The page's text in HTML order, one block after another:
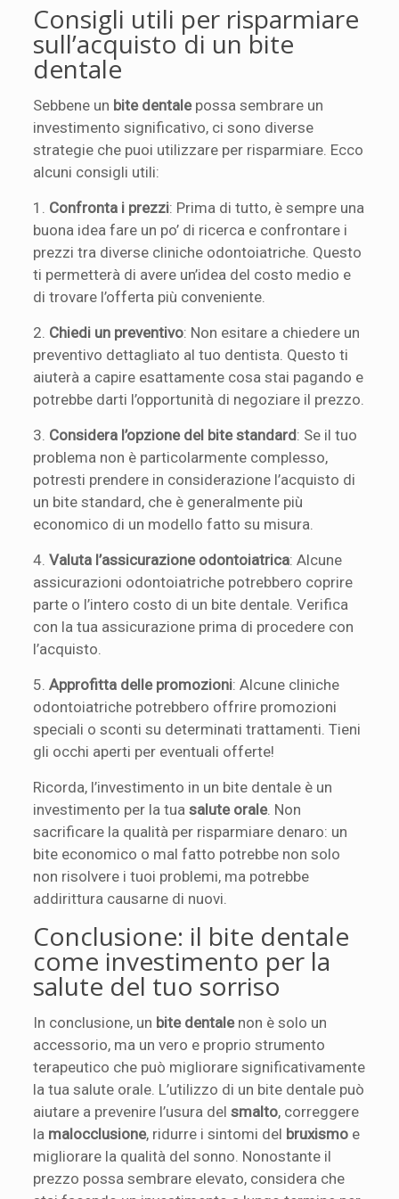
Consigli utili per risparmiare
sull’acquisto di un bite
dentale
Sebbene un bite dentalepossa sembrare un
investimento significativo, ci sono diverse
strategie che puoi utilizzare per risparmiare. Ecco
alcuni consigli utili:
1. Confronta i prezzi: Prima di tutto, è sempre una
buona idea fare un po’ di ricerca e confrontare i
prezzi tra diverse cliniche odontoiatriche. Questo
ti permetterà di avere un’idea del costo medio e
di trovare l’offerta più conveniente.
2. Chiedi un preventivo: Non esitare a chiedere un
preventivo dettagliato al tuo dentista. Questo ti
aiuterà a capire esattamente cosa stai pagando e
potrebbe darti l’opportunità di negoziare il prezzo.
3. Considera l’opzione del bite standard: Se il tuo
problema non è particolarmente complesso,
potresti prendere in considerazione l’acquisto di
un bite standard, che è generalmente più
economico di un modello fatto su misura.
4.Valuta l’assicurazione odontoiatrica: Alcune
assicurazioni odontoiatriche potrebbero coprire
parte o l’intero costo di un bite dentale. Verifica
con la tua assicurazione prima di procedere con
l’acquisto.
5.Approfitta delle promozioni: Alcune cliniche
odontoiatriche potrebbero offrire promozioni
speciali o sconti su determinati trattamenti. Tieni
gli occhi aperti per eventuali offerte!
Ricorda, l’investimento in un bite dentale è un
investimento per la tuasalute orale. Non
sacrificare la qualità per risparmiare denaro: un
bite economico o mal fatto potrebbe non solo
non risolvere i tuoi problemi, ma potrebbe
addirittura causarne di nuovi.
Conclusione: il bite dentale
come investimento per la
salute del tuo sorriso
In conclusione, un bite dentalenon è solo un
accessorio, ma un vero e proprio strumento
terapeutico che può migliorare significativamente
la tua salute orale. L’utilizzo di un bite dentale può
aiutare a prevenire l’usura delsmalto, correggere
la malocclusione, ridurre i sintomi del bruxismo e
migliorare la qualità del sonno. Nonostante il
prezzo possa sembrare elevato, considera che